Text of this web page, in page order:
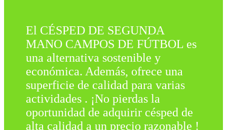
El CÉSPED DE SEGUNDA
MANO CAMPOS DE FÚTBOL es
una alternativa sostenible y
económica. Además, ofrece una
superficie de calidad para varias
actividades . ¡No pierdas la
oportunidad de adquirir césped de
alta calidad a un precio razonable !